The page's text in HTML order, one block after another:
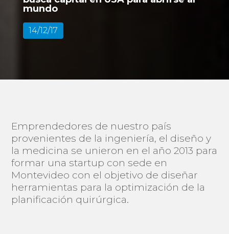
mundo
14/12/17
Emprendedores de nuestro país
provenientes de la ingeniería, el diseño y
la medicina se unieron en el año 2013 para
formar una startup con sede en
Montevideo con el objetivo de diseñar
herramientas para la optimización de la
planificación quirúrgica.